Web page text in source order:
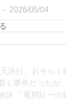
2026/05/04
天決行」おそら
く事件だったが
決 「竜胆紅一の